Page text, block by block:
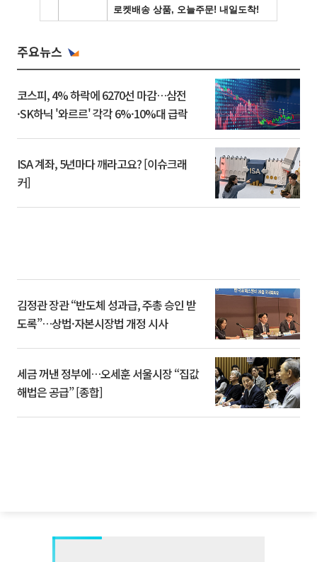
주요뉴스
코스피, 4% 하락에 6270선 마감…삼전
·SK하닉 '와르르' 각각 6%·10%대 급락
ISA 계좌, 5년마다 깨라고요? [이슈크래
커]
김정관 장관 “반도체 성과급, 주총 승인 받
도록”…상법·자본시장법 개정 시사
세금 꺼낸 정부에…오세훈 서울시장 “집값
해법은 공급” [종합]